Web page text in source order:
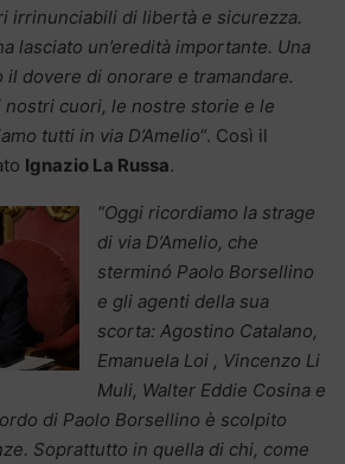
irrinunciabili di libertà e sicurezza.
lasciato un’eredità importante. Una
il dovere di onorare e tramandare.
nostri cuori, le nostre storie e le
tutti in via D’Amelio“. Così il
Ignazio La Russa.
“Oggi ricordiamo la strage
di via D’Amelio, che
sterminó Paolo Borsellino
e gli agenti della sua
scorta: Agostino Catalano,
Emanuela Loi , Vincenzo Li
Muli, Walter Eddie Cosina e
di Paolo Borsellino è scolpito
Soprattutto in quella di chi, come